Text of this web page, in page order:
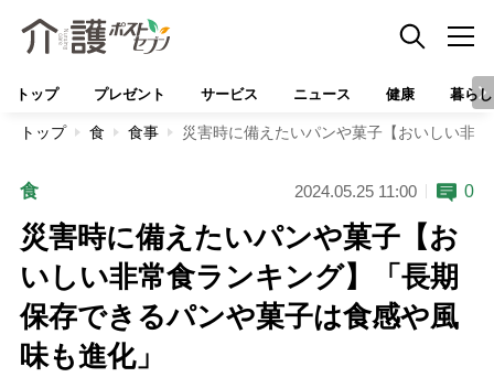
トップ プレゼント サービス ニュース 健康 暮らし
トップ 食 食事 災害時に備えたいパンや菓子【おいしい非
食 2024.05.25 11:00 0
災害時に備えたいパンや菓子【お
いしい非常食ランキング】「長期
保存できるパンや菓子は食感や風
味も進化」